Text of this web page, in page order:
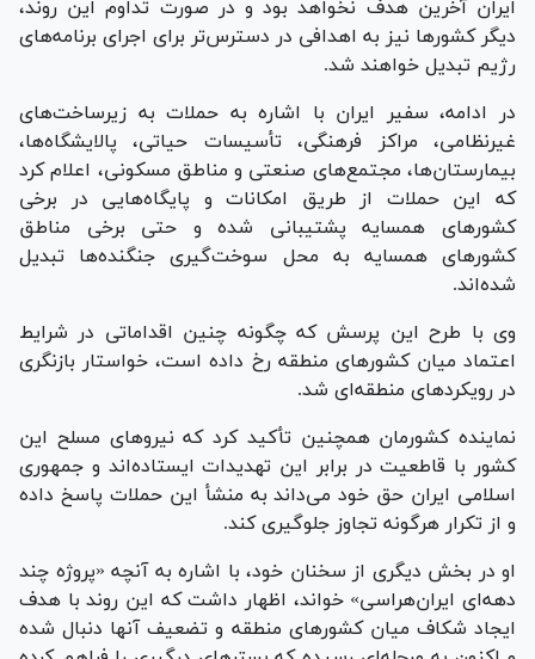
ایران آخرین هدف نخواهد بود و در صورت تداوم این روند،
دیگر کشورها نیز به اهدافی در دسترس‌تر برای اجرای برنامه‌های
رژیم تبدیل خواهند شد.
در ادامه، سفیر ایران با اشاره به حملات به زیرساخت‌های
غیرنظامی، مراکز فرهنگی، تأسیسات حیاتی، پالایشگاه‌ها،
بیمارستان‌ها، مجتمع‌های صنعتی و مناطق مسکونی، اعلام کرد
که این حملات از طریق امکانات و پایگاه‌هایی در برخی
کشورهای همسایه پشتیبانی شده و حتی برخی مناطق
کشورهای همسایه به محل سوخت‌گیری جنگنده‌ها تبدیل
شده‌اند.
وی با طرح این پرسش که چگونه چنین اقداماتی در شرایط
اعتماد میان کشورهای منطقه رخ داده است، خواستار بازنگری
در رویکردهای منطقه‌ای شد.
نماینده کشورمان همچنین تأکید کرد که نیروهای مسلح این
کشور با قاطعیت در برابر این تهدیدات ایستاده‌اند و جمهوری
اسلامی ایران حق خود می‌داند به منشأ این حملات پاسخ داده
و از تکرار هرگونه تجاوز جلوگیری کند.
او در بخش دیگری از سخنان خود، با اشاره به آنچه «پروژه چند
دهه‌ای ایران‌هراسی» خواند، اظهار داشت که این روند با هدف
ایجاد شکاف میان کشورهای منطقه و تضعیف آنها دنبال شده